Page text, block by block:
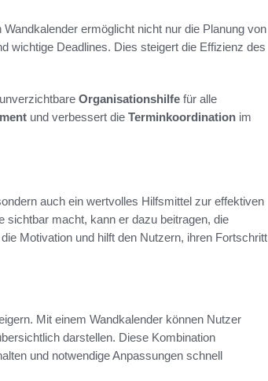
Wandkalender ermöglicht nicht nur die Planung von
wichtige Deadlines. Dies steigert die Effizienz des
Organisationshilfe für alle
und verbessert die Terminkoordination im
auch ein wertvolles Hilfsmittel zur effektiven
sichtbar macht, kann er dazu beitragen, die
Motivation und hilft den Nutzern, ihren Fortschritt
Mit einem Wandkalender können Nutzer
darstellen. Diese Kombination
und notwendige Anpassungen schnell